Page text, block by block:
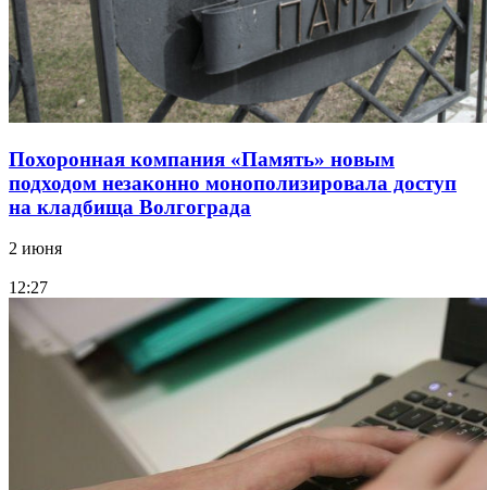
Похоронная компания «Память» новым
подходом незаконно монополизировала доступ
на кладбища Волгограда
2 июня
12:27